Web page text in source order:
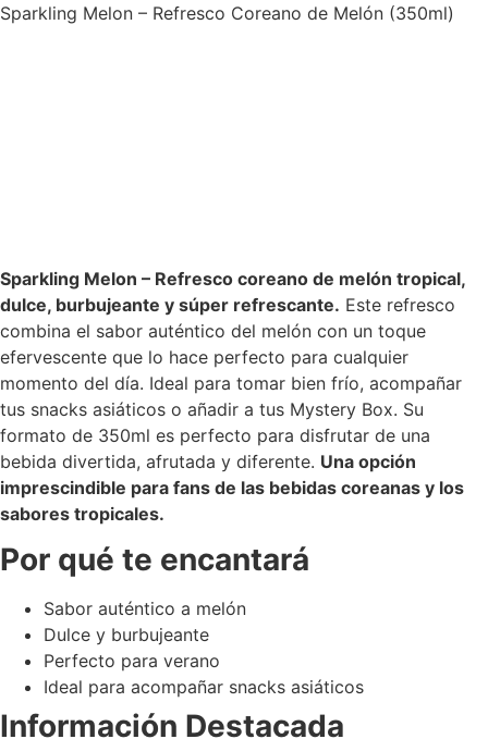
Sparkling Melon – Refresco Coreano de Melón (350ml)
Sparkling Melon – Refresco coreano de melón tropical,
dulce, burbujeante y súper refrescante. Este refresco
combina el sabor auténtico del melón con un toque
efervescente que lo hace perfecto para cualquier
momento del día. Ideal para tomar bien frío, acompañar
tus snacks asiáticos o añadir a tus Mystery Box. Su
formato de 350ml es perfecto para disfrutar de una
bebida divertida, afrutada y diferente. Una opción
imprescindible para fans de las bebidas coreanas y los
sabores tropicales.
Por qué te encantará
Sabor auténtico a melón
Dulce y burbujeante
Perfecto para verano
Ideal para acompañar snacks asiáticos
Información Destacada